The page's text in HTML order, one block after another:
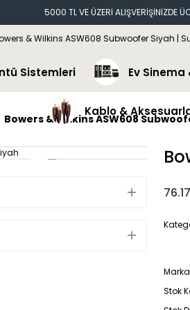
5000 TL VE ÜZERİ ALIŞVERİŞİNİZDE
Sistemleri Ev
Kablo &
Bowers & Wilkins ASW608
Marka
Stok